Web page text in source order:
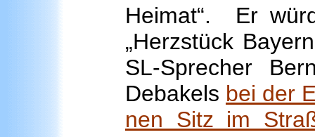
Heimat“. Er
„Herzstück
SL-Sprecher
Debakels bei der
nen Sitz im